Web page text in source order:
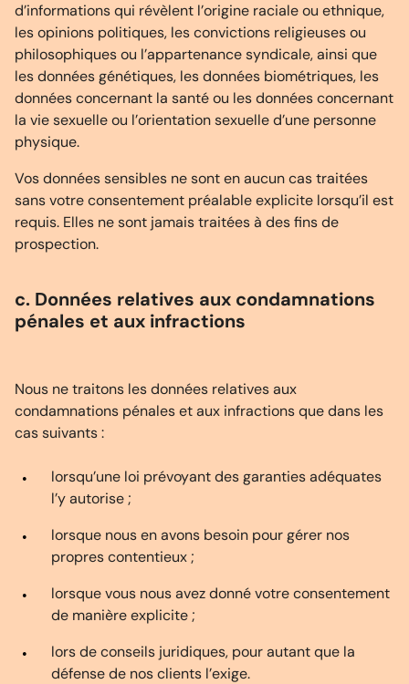
d’informations qui révèlent l’origine raciale ou ethnique,
les opinions politiques, les convictions religieuses ou
philosophiques ou l’appartenance syndicale, ainsi que
les données génétiques, les données biométriques, les
données concernant la santé ou les données concernant
la vie sexuelle ou l’orientation sexuelle d’une personne
physique.
Vos données sensibles ne sont en aucun cas traitées
sans votre consentement préalable explicite lorsqu’il est
requis. Elles ne sont jamais traitées à des fins de
prospection.
c. Données relatives aux condamnations
pénales et aux infractions
Nous ne traitons les données relatives aux
condamnations pénales et aux infractions que dans les
cas suivants :
lorsqu’une loi prévoyant des garanties adéquates
l’y autorise ;
lorsque nous en avons besoin pour gérer nos
propres contentieux ;
lorsque vous nous avez donné votre consentement
de manière explicite ;
lors de conseils juridiques, pour autant que la
défense de nos clients l’exige.